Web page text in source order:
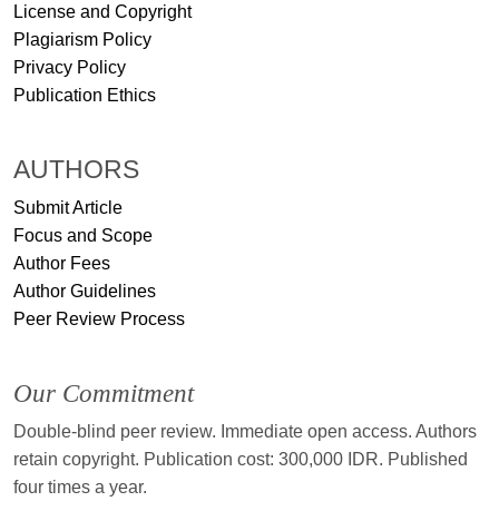
License and Copyright
Plagiarism Policy
Privacy Policy
Publication Ethics
AUTHORS
Submit Article
Focus and Scope
Author Fees
Author Guidelines
Peer Review Process
Our Commitment
Double-blind peer review. Immediate open access. Authors
retain copyright. Publication cost: 300,000 IDR. Published
four times a year.